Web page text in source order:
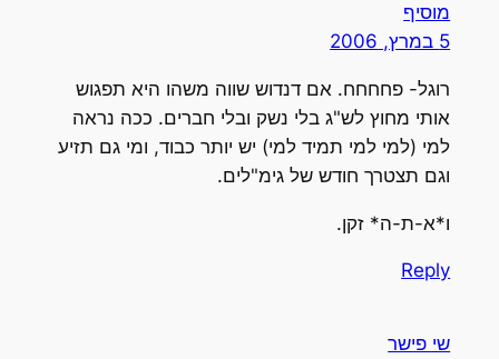
מוסיף
5 במרץ, 2006
רוגל- פחחחח. אם דנדוש שווה משהו היא תפגוש
אותי מחוץ לש"ג בלי נשק ובלי חברים. ככה נראה
למי (למי למי תמיד למי) יש יותר כבוד, ומי גם תזיע
וגם תצטרך חודש של גימ"לים.
ו*א-ת-ה* זקן.
Reply
שי פישר